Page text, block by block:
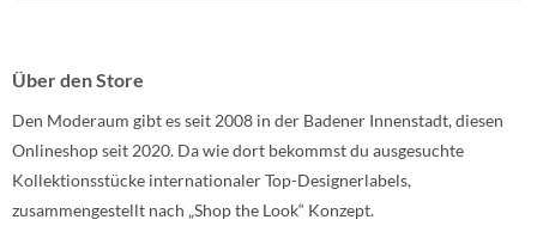
Über den Store
Den Moderaum gibt es seit 2008 in der Badener Innenstadt, diesen
Onlineshop seit 2020. Da wie dort bekommst du ausgesuchte
Kollektionsstücke internationaler Top-Designerlabels,
zusammengestellt nach „Shop the Look“ Konzept.